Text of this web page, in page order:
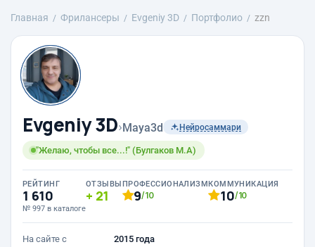
Главная Фрилансеры Evgeniy 3D Портфолио zzn
Evgeniy 3D›Maya3d Нейросаммари
"Желаю, чтобы все...!" (Булгаков М.А)
РЕЙТИНГ
1 610
№ 997 в каталоге
ОТЗЫВЫ
21
ПРОФЕССИОНАЛИЗМ
9/10
КОММУНИКАЦИЯ
10/10
На сайте с 2015 года